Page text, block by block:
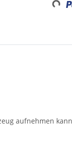
aufnehmen kann